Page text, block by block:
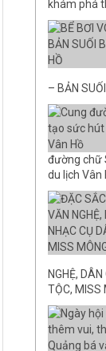
khám phá
– BẢN
đường chữ
du lịch Vân
NGHỆ,
TỘC, MISS